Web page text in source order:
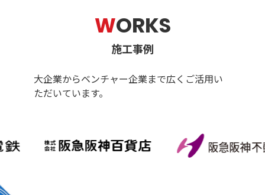
WORKS
施工事例
大企業からベンチャー企業まで広くご活用い
ただいています。